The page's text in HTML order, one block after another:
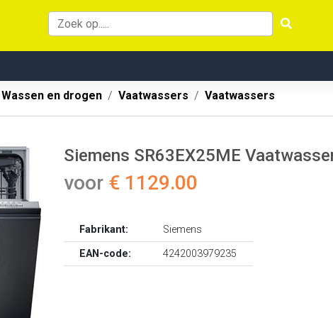
Wassen en drogen Vaatwassers Vaatwassers
Siemens SR63EX25ME
voor € 1129.00
Fabrikant:
Siemens
EAN-code:
4242003979235